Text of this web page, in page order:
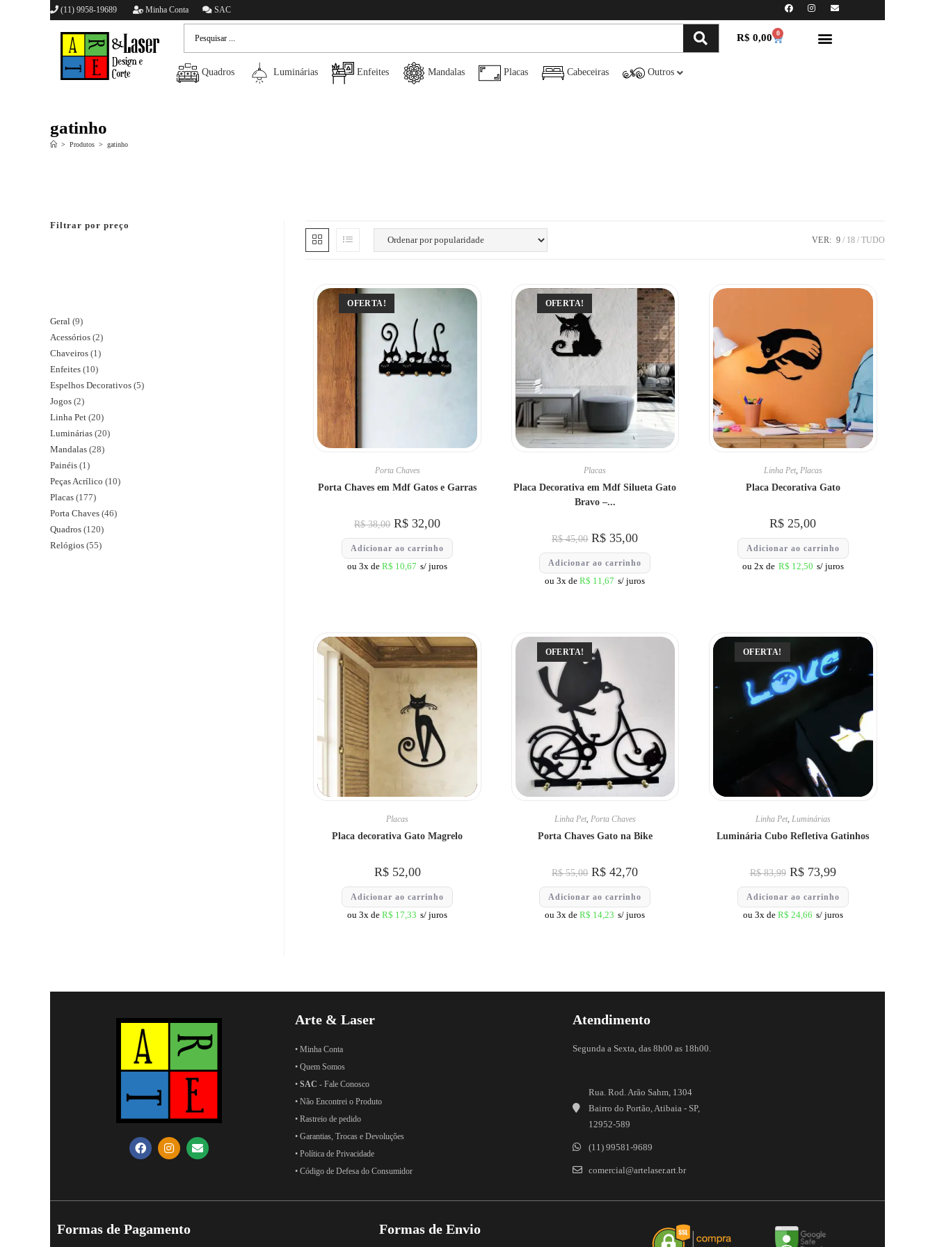
(11) 9958-19689 Minha Conta SAC
R$ 0,00 0
Quadros Luminárias Enfeites Mandalas Placas Cabeceiras Outros
gatinho
> Produtos > gatinho
VER: 9 18 TUDO
OFERTA!
Porta Chaves
Porta Chaves em Mdf Gatos e Garras
R$38,00 R$ 32,00
Adicionar ao carrinho
ou 3x deR$ 10,67 s/ juros
OFERTA!
Placas
Placa Decorativa em Mdf Silueta Gato
Bravo –...
R$45,00 R$ 35,00
Adicionar ao carrinho
ou 3x deR$ 11,67 s/ juros
Linha Pet, Placas
Placa Decorativa Gato
R$ 25,00
Adicionar ao carrinho
ou 2x de R$ 12,50 s/ juros
Placas
Placa decorativa Gato Magrelo
R$52,00
Adicionar ao carrinho
ou 3x deR$ 17,33 s/ juros
OFERTA!
Linha Pet, Porta Chaves
Porta Chaves Gato na Bike
R$55,00 R$ 42,70
Adicionar ao carrinho
ou 3x deR$ 14,23 s/ juros
OFERTA!
Linha Pet, Luminárias
Luminária Cubo Refletiva Gatinhos
R$83,99 R$73,99
Adicionar ao carrinho
ou 3x de R$ 24,66 s/ juros
Filtrar por preço
Geral 9
Acessórios 2
Chaveiros 1
Enfeites 10
Espelhos Decorativos 5
Jogos 2
Linha Pet 20
Luminárias 20
Mandalas 28
Painéis 1
Peças Acrílico 10
Placas 177
Porta Chaves 46
Quadros 120
Relógios 55
Arte & Laser
• Minha Conta
• Quem Somos
• SAC - Fale Conosco
• Não Encontrei o Produto
• Rastreio de pedido
• Garantias, Trocas e Devoluções
• Política de Privacidade
• Código de Defesa do Consumidor
Atendimento
Segunda a Sexta, das 8h00 as 18h00.
Rua. Rod. Arão Sahm, 1304
Bairro do Portão, Atibaia - SP,
12952-589
(11) 99581-9689
comercial@artelaser.art.br
Formas de Pagamento Formas de Envio